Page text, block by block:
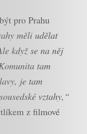
pro Prahu
měli udělat
když se na něj
tam
je tam
vztahy,“
z filmové